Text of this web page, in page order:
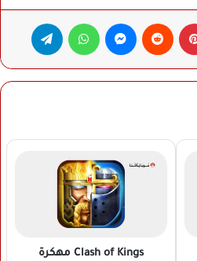
بينتيريست ماسنجر واتساب
Clash of Kings مهكرة